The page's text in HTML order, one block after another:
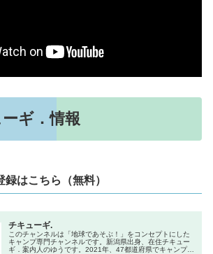
ギ．情報
録はこちら（無料）
チキューギ.
このチャンネルは「地球であそぶ！」をコンセプトにした
キャンプ専門チャンネルです。新潟県出身、在住チキュー
ギ．案内人のゆうです。2021年、47都道府県でキャンプを